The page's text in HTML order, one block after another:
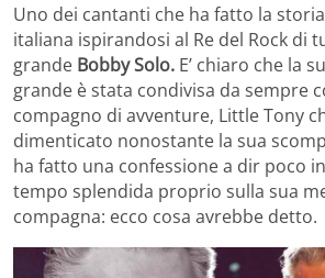
Uno dei cantanti che ha fatto la
italiana ispirandosi al Re del Rock di
grande Bobby Solo. E’ chiaro che la
grande è stata condivisa da sempre
compagno di avventure, Little Tony
dimenticato nonostante la sua
ha fatto una confessione a dir poco
tempo splendida proprio sulla sua
compagna: ecco cosa avrebbe detto.